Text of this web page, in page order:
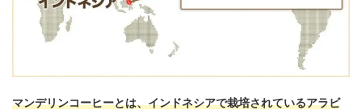
マンデリンコーヒーとは、インドネシアで栽培されているアラビ